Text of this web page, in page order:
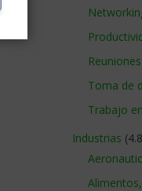
Toma de
Trabajo
Industrias